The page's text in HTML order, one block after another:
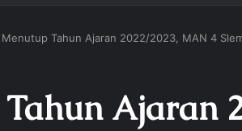
Menutup Tahun Ajaran 2022/2023, MAN 4
Ajaran